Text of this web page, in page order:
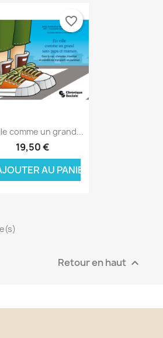
Aperçu rapide
comme un grand...
19,50 €
AU PANIER
favorite_border
Retour en haut 